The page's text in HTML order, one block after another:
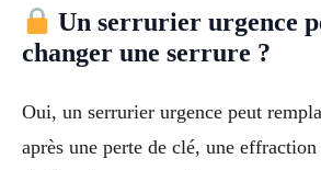
Un serrurier urgence
changer une serrure ?
Oui, un serrurier urgence peut
après une perte de clé, une